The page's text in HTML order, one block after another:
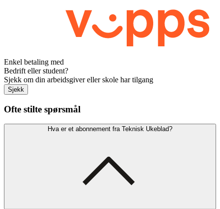
Enkel betaling med
Bedrift eller student?
Sjekk om din arbeidsgiver eller skole har tilgang
Sjekk
Ofte stilte spørsmål
Hva er et abonnement fra Teknisk Ukeblad?